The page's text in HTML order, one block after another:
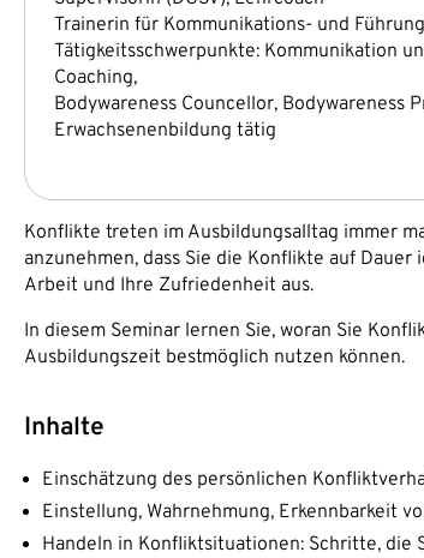
Trainerin für Kommunikations- und
Tätigkeitsschwerpunkte: Kommunikation
Coaching,
Bodywareness Councellor,
Erwachsenenbildung tätig
Konflikte treten im Ausbildungsalltag immer
anzunehmen, dass Sie die Konflikte auf
Arbeit und Ihre Zufriedenheit aus.
In diesem Seminar lernen Sie, woran Sie
Ausbildungszeit bestmöglich nutzen können.
Inhalte
Einschätzung des persönlichen
Einstellung, Wahrnehmung, Erkennbarkeit
Handeln in Konfliktsituationen: Schritte, die